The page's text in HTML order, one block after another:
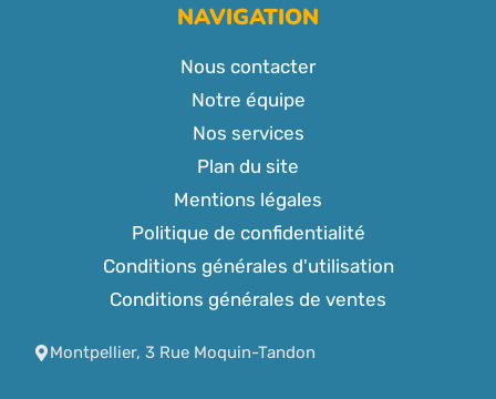
NAVIGATION
Nous contacter
Notre équipe
Nos services
Plan du site
Mentions légales
Politique de confidentialité
Conditions générales d'utilisation
Conditions générales de ventes
Montpellier, 3 Rue Moquin-Tandon